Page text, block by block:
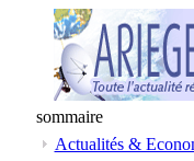
sommaire
Actualités &